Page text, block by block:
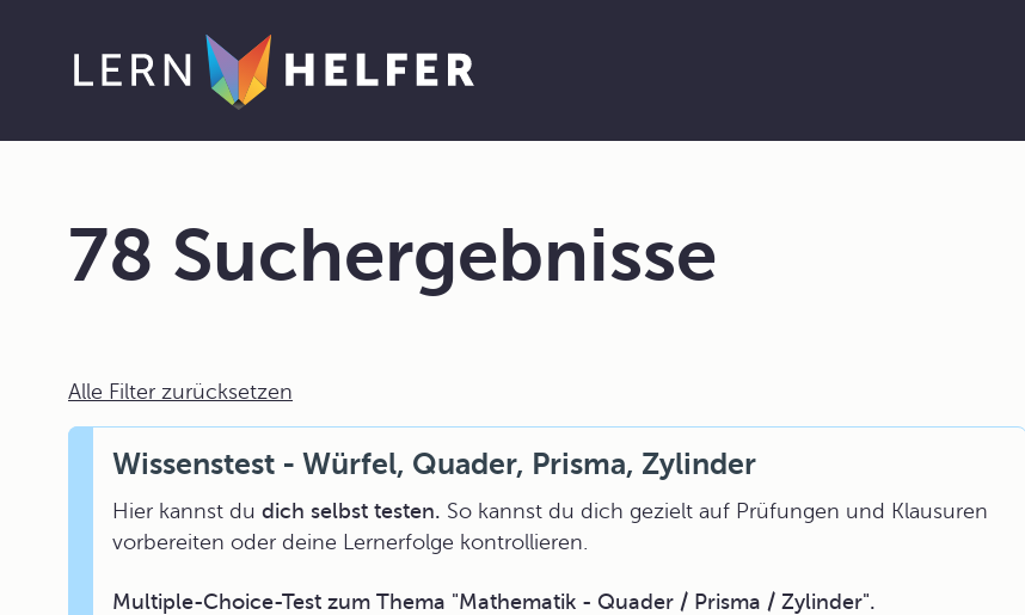
78 Suchergebnisse
Alle Filter zurücksetzen
Wissenstest - Würfel, Quader, Prisma, Zylinder
Hier kannst du dich selbst testen. So kannst du dich gezielt auf Prüfungen und Klausuren
vorbereiten oder deine Lernerfolge kontrollieren.
Multiple-Choice-Test zum Thema "Mathematik - Quader / Prisma / Zylinder".